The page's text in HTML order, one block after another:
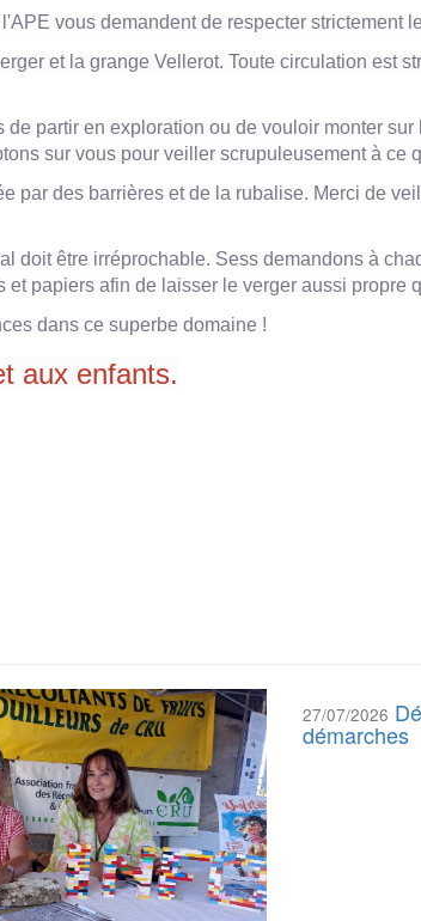
vous demandent de respecter strictement
et la grange Vellerot. Toute circulation est
partir en exploration ou de vouloir monter
sur vous pour veiller scrupuleusement à ce
par des barrières et de la rubalise. Merci de
doit être irréprochable. Sess demandons à
papiers afin de laisser le verger aussi propre
dans ce superbe domaine !
aux enfants.
27/07/2026
démarches